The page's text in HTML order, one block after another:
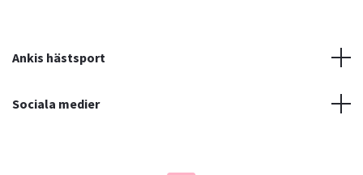
Ankis hästsport
Sociala medier